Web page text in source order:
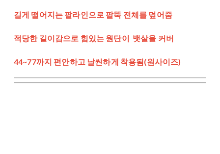
길게 떨어지는 팔라인으로 팔뚝 전체를 덮어줌
적당한 길이감으로 힘있는 원단이 뱃살을 커버
44~77까지 편안하고 날씬하게 착용됨(원사이즈)